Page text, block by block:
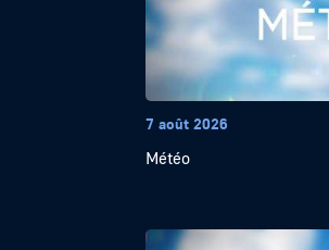
7 août 2026
Météo